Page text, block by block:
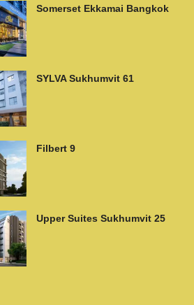
Somerset Ekkamai Bangkok
SYLVA Sukhumvit 61
Filbert 9
Upper Suites Sukhumvit 25